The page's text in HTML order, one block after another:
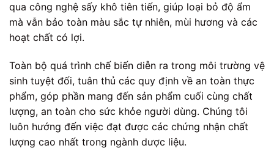
qua công nghệ sấy khô tiên tiến, giúp loại bỏ độ ẩm
mà vẫn bảo toàn màu sắc tự nhiên, mùi hương và các
hoạt chất có lợi.
Toàn bộ quá trình chế biến diễn ra trong môi trường vệ
sinh tuyệt đối, tuân thủ các quy định về an toàn thực
phẩm, góp phần mang đến sản phẩm cuối cùng chất
lượng, an toàn cho sức khỏe người dùng. Chúng tôi
luôn hướng đến việc đạt được các chứng nhận chất
lượng cao nhất trong ngành dược liệu.